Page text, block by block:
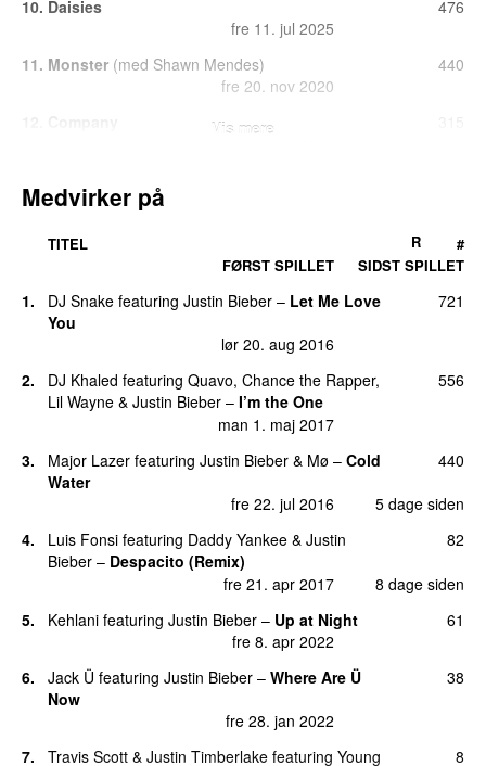
10. Daisies
fre 11. jul 2025
476
11. Monster (med Shawn Mendes)
fre 20. nov 2020
440
Holy
fre 18. sep 2020
220
15.
Yummy
196
man 29. sep 2025
Hold On
fre 5. mar 2021
18. Beauty and a Beat (featuring Nicki Minaj )
158
tirs 31. aug 2010
10 dage siden
61
Yukon
man 4. aug 2025
23. Honest (featuring Don Toliver) 34
Vis mere
Medvirker på
TITEL
FØRST SPILLET
SIDST SPILLET
R #
1. DJ Snake featuring Justin Bieber – Let Me Love
You
lør 20. aug 2016
721
2. DJ Khaled featuring Quavo, Chance the Rapper,
Lil Wayne & Justin Bieber – I’m the One
man 1. maj 2017
556
3. Major Lazer featuring Justin Bieber & Mø – Cold
Water
fre 22. jul 2016
5 dage siden
440
4. Luis Fonsi featuring Daddy Yankee & Justin
Bieber – Despacito (Remix)
fre 21. apr 2017
8 dage siden
82
5. Kehlani featuring Justin Bieber – Up at Night
fre 8. apr 2022
61
6. Jack Ü featuring Justin Bieber – Where Are Ü
Now
fre 28. jan 2022
38
7. Travis Scott & Justin Timberlake featuring Young 8